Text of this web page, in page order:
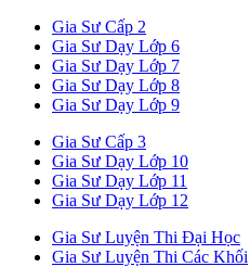
Gia Sư Cấp 2
Gia Sư Dạy Lớp 6
Gia Sư Dạy Lớp 7
Gia Sư Dạy Lớp 8
Gia Sư Dạy Lớp 9
Gia Sư Cấp 3
Gia Sư Dạy Lớp 10
Gia Sư Dạy Lớp 11
Gia Sư Dạy Lớp 12
Gia Sư Luyện Thi Đại Học
Gia Sư Luyện Thi Các Khối